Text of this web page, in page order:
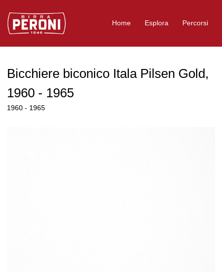
Logo Birra Peroni
Home Esplora Percorsi
Bicchiere biconico Itala Pilsen Gold,
1960 - 1965
1960 - 1965